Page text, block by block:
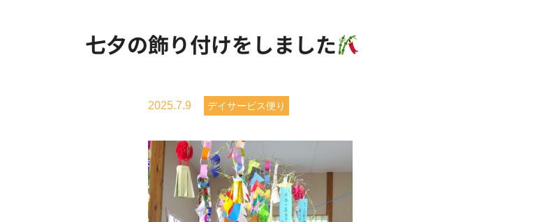
七夕の飾り付けをしました
2025.7.9 デイサービス便り